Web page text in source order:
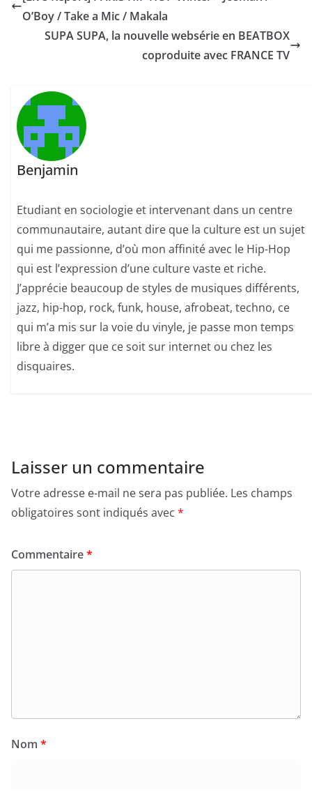
O’Boy / Take a Mic / Makala
SUPA SUPA, la nouvelle websérie en BEATBOX
coproduite avec FRANCE TV
Benjamin
Etudiant en sociologie et intervenant dans un centre
communautaire, autant dire que la culture est un sujet
qui me passionne, d’où mon affinité avec le Hip-Hop
qui est l’expression d’une culture vaste et riche.
J’apprécie beaucoup de styles de musiques différents,
jazz, hip-hop, rock, funk, house, afrobeat, techno, ce
qui m’a mis sur la voie du vinyle, je passe mon temps
libre à digger que ce soit sur internet ou chez les
disquaires.
Laisser un commentaire
Votre adresse e-mail ne sera pas publiée. Les champs
obligatoires sont indiqués avec *
Commentaire*
Nom *